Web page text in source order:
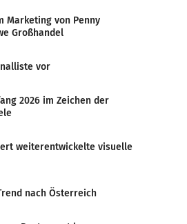
Marketing von Penny
Großhandel
vor
2026 im Zeichen der
weiterentwickelte visuelle
nach Österreich